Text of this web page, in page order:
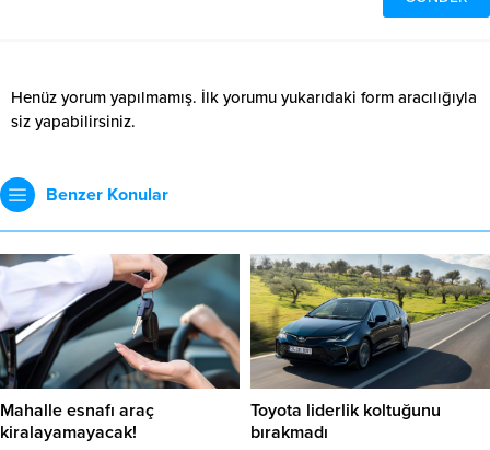
Henüz yorum yapılmamış. İlk yorumu yukarıdaki form aracılığıyla
siz yapabilirsiniz.
Benzer Konular
Mahalle esnafı araç
kiralayamayacak!
Toyota liderlik koltuğunu
bırakmadı